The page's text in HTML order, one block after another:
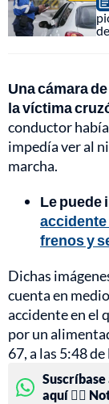
Una cámara
la víctima
conductor
impedía ver al
marcha.
Le puede
accidente
frenos y
Dichas
cuenta en
accidente en el
por un
67, a las 5:48
aquí 👉🏻